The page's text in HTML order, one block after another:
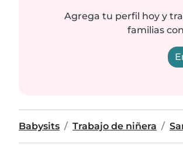
Agrega tu perfil hoy y
familias
Babysits Trabajo de niñera